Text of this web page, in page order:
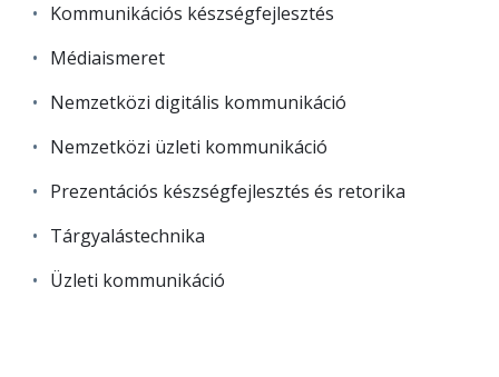
Kommunikációs készségfejlesztés
Médiaismeret
Nemzetközi digitális kommunikáció
Nemzetközi üzleti kommunikáció
Prezentációs készségfejlesztés és retorika
Tárgyalástechnika
Üzleti kommunikáció